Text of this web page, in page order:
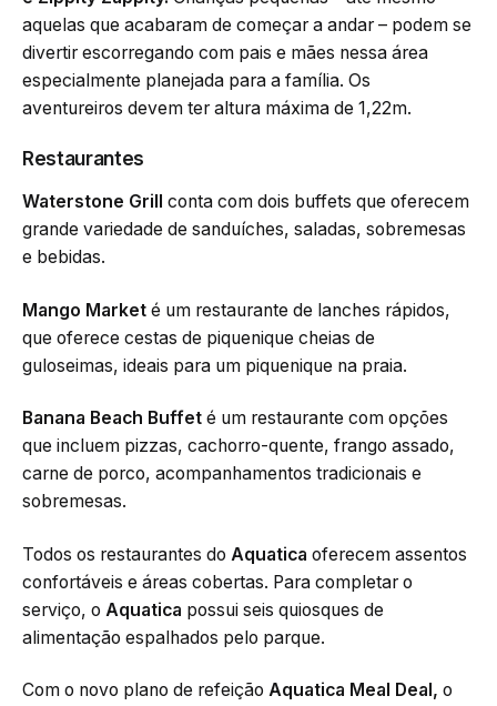
aquelas que acabaram de começar a andar – podem se
divertir escorregando com pais e mães nessa área
especialmente planejada para a família. Os
aventureiros devem ter altura máxima de 1,22m.
Restaurantes
Waterstone Grill
conta com dois buffets que oferecem
grande variedade de sanduíches, saladas, sobremesas
e bebidas.
Mango Market é um restaurante de lanches rápidos,
que oferece cestas de piquenique cheias de
guloseimas, ideais para um piquenique na praia.
Banana Beach Buffet é um restaurante com opções
que incluem pizzas, cachorro-quente, frango assado,
carne de porco, acompanhamentos tradicionais e
sobremesas.
Todos os restaurantes do Aquatica oferecem assentos
confortáveis e áreas cobertas. Para completar o
serviço, o Aquatica possui seis quiosques de
alimentação espalhados pelo parque.
Com o novo plano de refeição Aquatica Meal Deal, o